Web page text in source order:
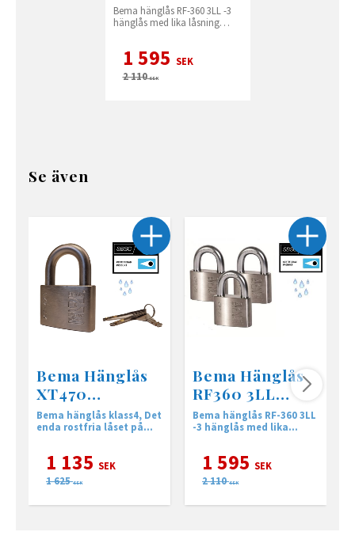
Bema hänglås RF-360 3LL -3
hänglås med lika låsning
1 595 SEK
2 110SEK
Se även
Bema Hänglås
XT470
Rostfritt, Klass
4
Bema hänglås klass4, Det
enda rostfria låset på
stål!1 135 SEK
1 625 SEK
Bema Hänglås
RF360 3LL
Rostfritt, Klass
3
Bema hänglås RF-360 3LL
-3 hänglås med lika
1 595 SEK
2 110 SEK